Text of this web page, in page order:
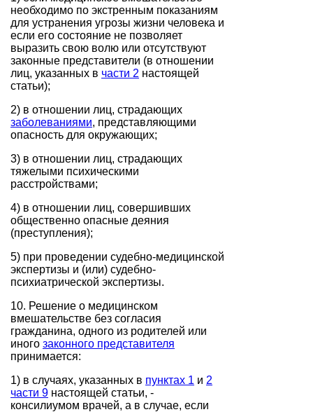
необходимо по экстренным показаниям
для устранения угрозы жизни человека и
если его состояние не позволяет
выразить свою волю или отсутствуют
законные представители (в отношении
лиц, указанных в части 2 настоящей
статьи);
2) в отношении лиц, страдающих
заболеваниями, представляющими
опасность для окружающих;
3) в отношении лиц, страдающих
тяжелыми психическими
расстройствами;
4) в отношении лиц, совершивших
общественно опасные деяния
(преступления);
5) при проведении судебно-медицинской
экспертизы и (или) судебно-
психиатрической экспертизы.
10. Решение о медицинском
вмешательстве без согласия
гражданина, одного из родителей или
иного законного представителя
принимается:
1) в случаях, указанных в пунктах 1 и 2
части 9 настоящей статьи, -
консилиумом врачей, а в случае, если